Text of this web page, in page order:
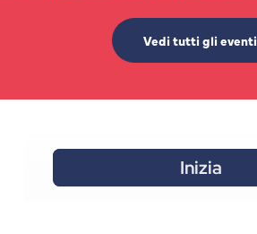
Vedi tutti gli eventi